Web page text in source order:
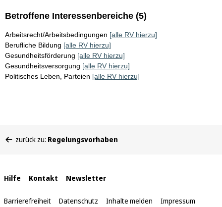
Betroffene Interessenbereiche (5)
Arbeitsrecht/Arbeitsbedingungen [alle RV hierzu]
Berufliche Bildung [alle RV hierzu]
Gesundheitsförderung [alle RV hierzu]
Gesundheitsversorgung [alle RV hierzu]
Politisches Leben, Parteien [alle RV hierzu]
befinden
zurück zu: Regelungsvorhaben
Interne
Links
Hilfe Kontakt Newsletter
Barrierefreiheit Datenschutz Inhalte melden Impressum